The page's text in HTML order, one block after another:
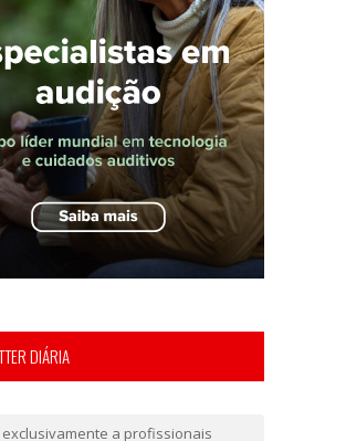
DIÁRIA
exclusivamente a profissionais